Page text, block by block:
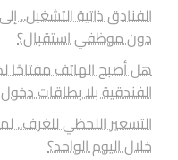
الفنادق ذاتية
دون موظفي استقبال؟
هل أصبح الهاتف
الفندقية بلا بطاقات دخول
التسعير اللحظي للغرف..
خلال اليوم الواحد؟